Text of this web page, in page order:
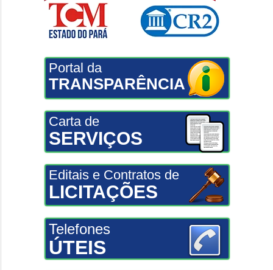
Portal da
TRANSPARÊNCIA
Carta de
SERVIÇOS
Editais e Contratos de
LICITAÇÕES
Telefones
ÚTEIS